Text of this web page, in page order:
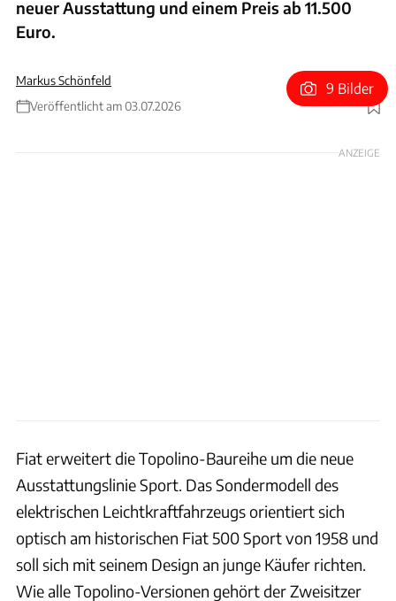
neuer Ausstattung und einem Preis ab 11.500
Euro.
Markus Schönfeld
Veröffentlicht am 03.07.2026
Foto: Fiat
9 Bilder
ANZEIGE
Fiat erweitert die Topolino-Baureihe um die neue
Ausstattungslinie Sport. Das Sondermodell des
elektrischen Leichtkraftfahrzeugs orientiert sich
optisch am historischen Fiat 500 Sport von 1958 und
soll sich mit seinem Design an junge Käufer richten.
Wie alle Topolino-Versionen gehört der Zweisitzer